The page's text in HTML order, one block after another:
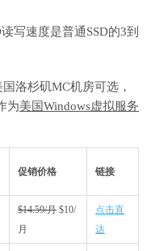
写速度是普通SSD的3到
洛杉矶MC机房可选，
为美国Windows虚拟服务
促销价格 链接
$14.59/月 $10/
月
点击直
达